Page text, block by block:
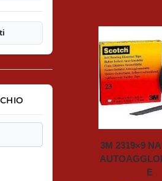
3M 2319×9
E